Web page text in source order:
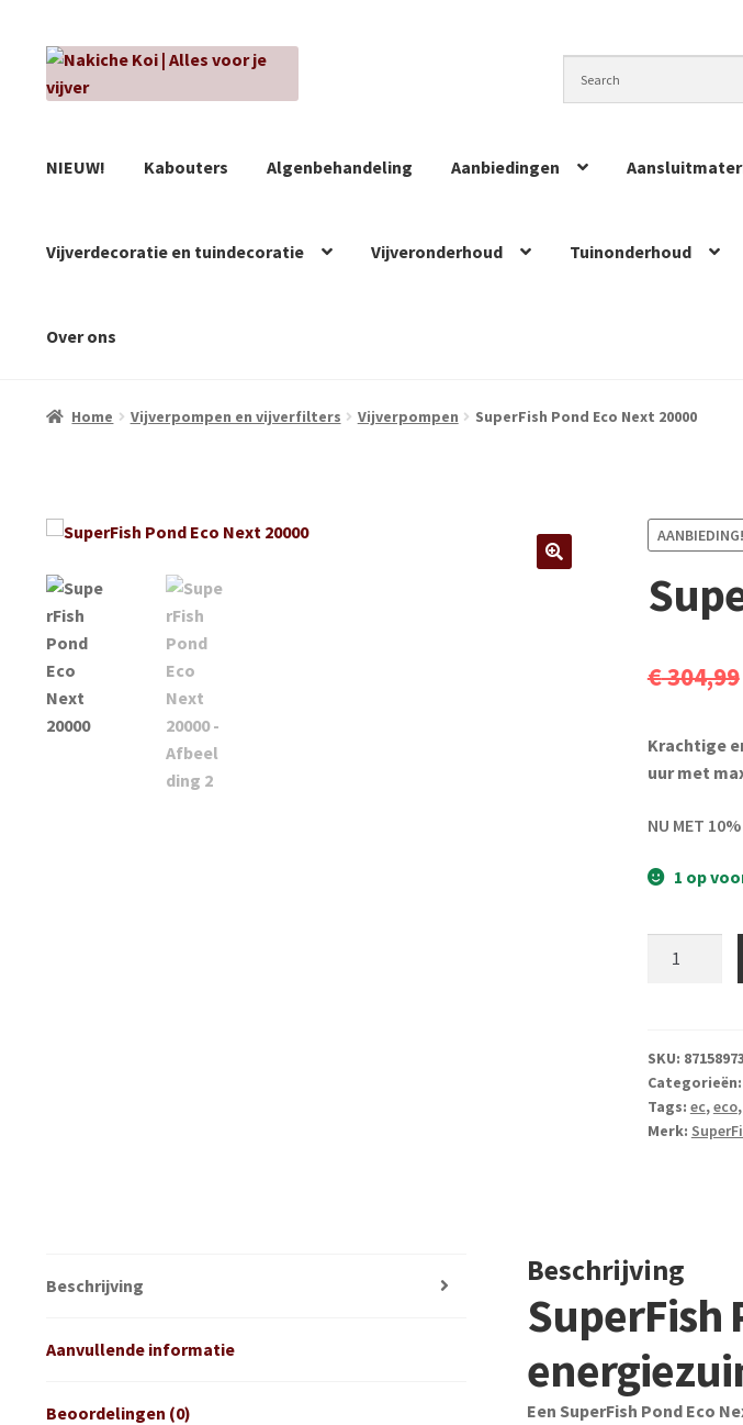
Ga
door
Ga
naar
NIEUW! Kabouters Algenbehandeling Aanbiedingen
Vijverdecoratie en tuindecoratie Vijveronderhoud Tuinonderhoud
Over ons
Home Vijverpompen en vijverfilters Vijverpompen SuperFish Pond Eco Next 20000
AANBIEDING!
€304,99
Krachtige
uur met
NU MET
1 op
20000
aantal
SKU:
Categorieën:
Tags: ec,eco,
Merk:
Beschrijving
Aanvullende informatie
Beoordelingen (0)
Beschrijving
SuperFish
Een SuperFish Pond Eco